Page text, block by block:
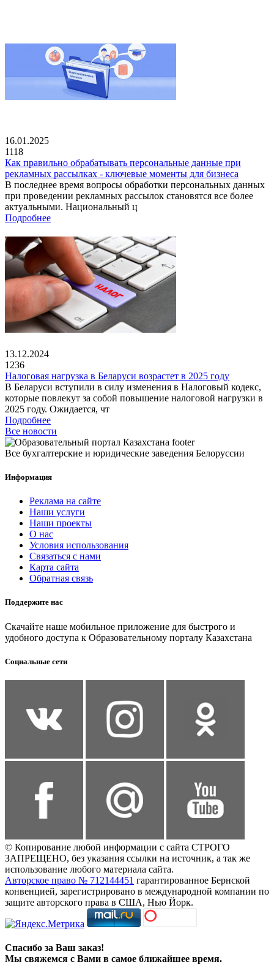
16.01.2025
1118
Как правильно обрабатывать персональные данные при
рекламных рассылках - ключевые моменты для бизнеса
В последнее время вопросы обработки персональных данных
при проведении рекламных рассылок становятся все более
актуальными. Национальный ц
Подробнее
13.12.2024
1236
Налоговая нагрузка в Беларуси возрастет в 2025 году
В Беларуси вступили в силу изменения в Налоговый кодекс,
которые повлекут за собой повышение налоговой нагрузки в
2025 году. Ожидается, чт
Подробнее
Все новости
Все бухгалтерские и юридические заведения Белоруссии
Информация
Реклама на сайте
Наши услуги
Наши проекты
О нас
Условия использования
Связаться с нами
Карта сайта
Обратная связь
Поддержите нас
Скачайте наше мобильное приложение для быстрого и
удобного доступа к Образовательному порталу Казахстана
Социальные сети
© Копирование любой информации с сайта СТРОГО
ЗАПРЕЩЕНО, без указания ссылки на источник, а так же
использование любого материала сайта.
Авторское право № 712144451 гарантированное Бернской
конвенцией, зарегистрировано в международной компании по
защите авторского права в США, Нью Йорк.
Спасибо за Ваш заказ!
Мы свяжемся с Вами в самое ближайшее время.